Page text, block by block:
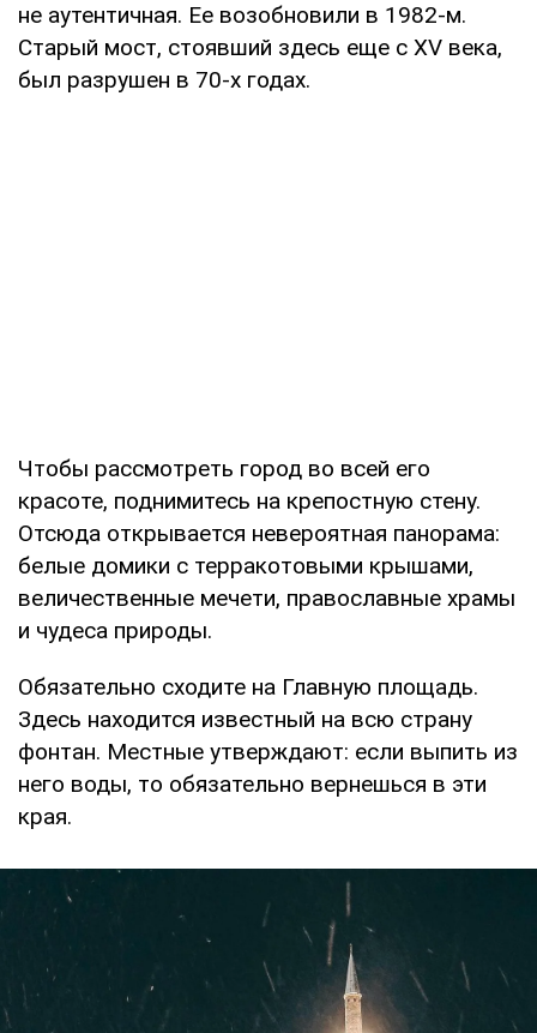
не аутентичная. Ее возобновили в 1982-м.
Старый мост, стоявший здесь еще с XV века,
был разрушен в 70-х годах.
Чтобы рассмотреть город во всей его
красоте, поднимитесь на крепостную стену.
Отсюда открывается невероятная панорама:
белые домики с терракотовыми крышами,
величественные мечети, православные храмы
и чудеса природы.
Обязательно сходите на Главную площадь.
Здесь находится известный на всю страну
фонтан. Местные утверждают: если выпить из
него воды, то обязательно вернешься в эти
края.